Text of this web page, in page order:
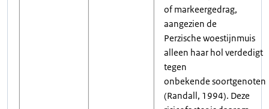
of markeergedrag,
aangezien de
Perzische woestijnmuis
alleen haar hol verdedigt
tegen
onbekende soortgenoten
(Randall, 1994). Deze